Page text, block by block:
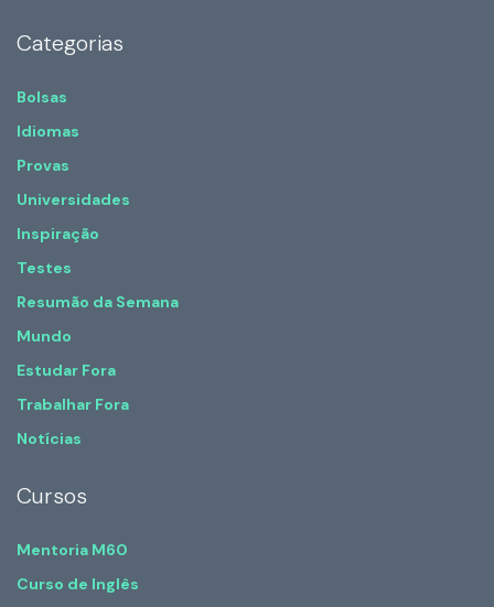
Categorias
Bolsas
Idiomas
Provas
Universidades
Inspiração
Testes
Resumão da Semana
Mundo
Estudar Fora
Trabalhar Fora
Notícias
Cursos
Mentoria M60
Curso de Inglês